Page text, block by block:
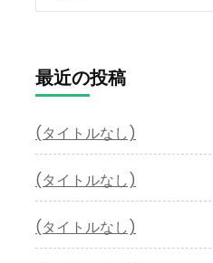
索:
最近の投稿
(タイトルなし)
(タイトルなし)
(タイトルなし)